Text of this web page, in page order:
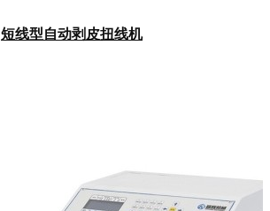
短线型自动剥皮扭线机